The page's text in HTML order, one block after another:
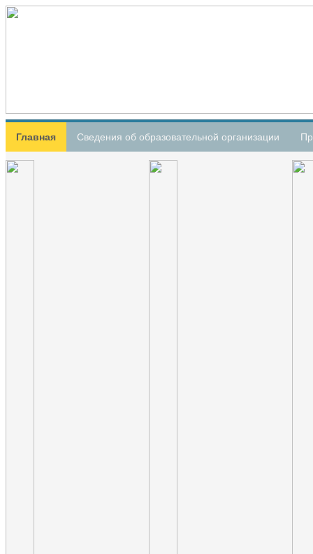
Главная Сведения об образовательной организации